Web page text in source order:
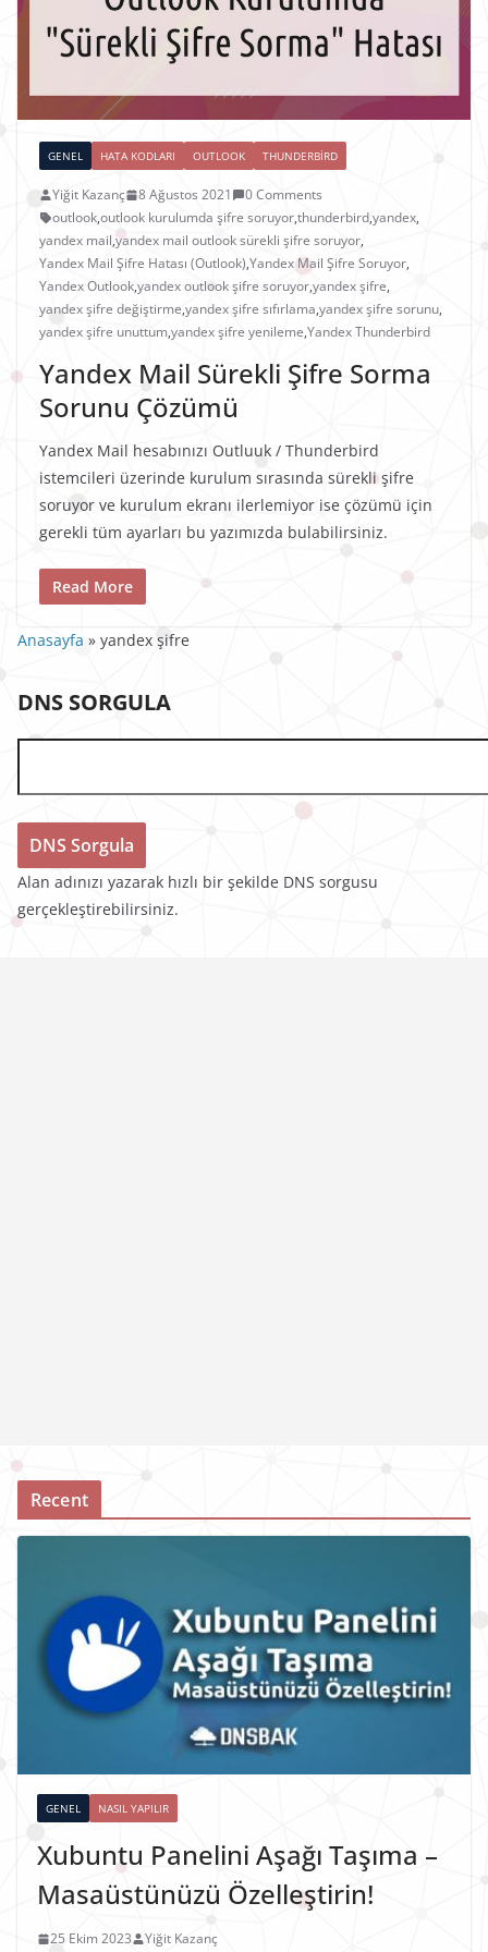
GENEL HATA KODLARI OUTLOOK THUNDERBIRD
Yiğit Kazanç 8 Ağustos 2021
0 Comments
outlook,outlook kurulumda şifre soruyor,thunderbird,yandex,
yandex mail,yandex mail outlook sürekli şifre soruyor,
Yandex Mail Şifre Hatası (Outlook),Yandex Mail Şifre Soruyor,
Yandex Outlook,yandex outlook şifre soruyor,yandex şifre,
yandex şifre değiştirme,yandex şifre sıfırlama,yandex şifre sorunu,
yandex şifre unuttum,yandex şifre yenileme,Yandex Thunderbird
Yandex Mail Sürekli Şifre Sorma
Sorunu Çözümü
Yandex Mail hesabınızı Outluuk / Thunderbird
istemcileri üzerinde kurulum sırasında sürekli şifre
soruyor ve kurulum ekranı ilerlemiyor ise çözümü için
gerekli tüm ayarları bu yazımızda bulabilirsiniz.
Read More
Anasayfa » yandex şifre
DNS SORGULA
Alan adınızı yazarak hızlı bir şekilde DNS sorgusu
gerçekleştirebilirsiniz.
Recent
GENEL NASIL YAPILIR
Xubuntu Panelini Aşağı Taşıma –
Masaüstünüzü Özelleştirin!
25 Ekim 2023 Yiğit Kazanç